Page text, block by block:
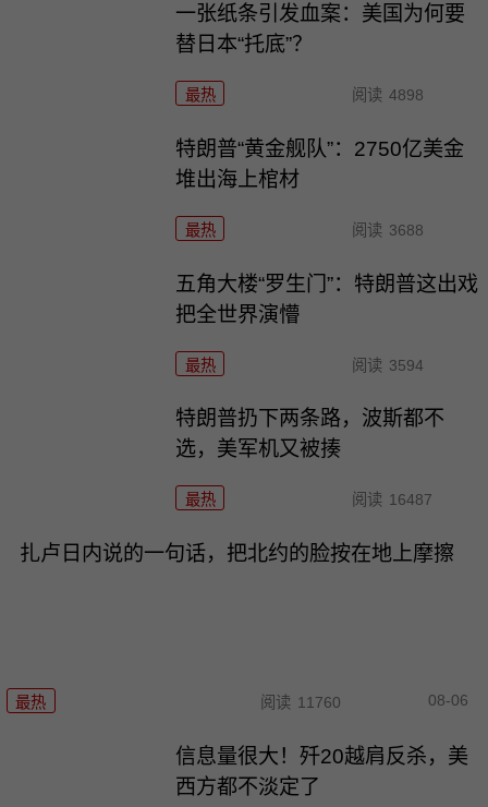
一张纸条引发血案：美国为何要
替日本“托底”？
最热 阅读 4898
特朗普“黄金舰队”：2750亿美金
堆出海上棺材
最热 阅读 3688
五角大楼“罗生门”：特朗普这出戏
把全世界演懵
最热 阅读 3594
特朗普扔下两条路，波斯都不
选，美军机又被揍
最热 阅读 16487
扎卢日内说的一句话，把北约的脸按在地上摩擦
最热 阅读 11760 08-06
信息量很大！歼20越肩反杀，美
西方都不淡定了